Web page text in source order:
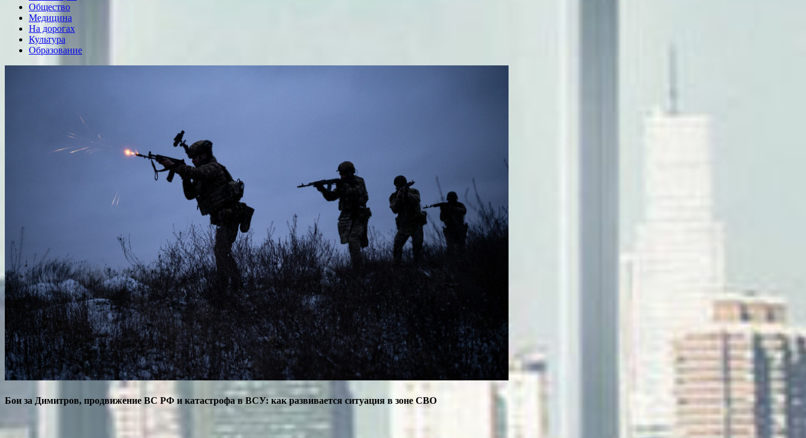
Общество
Медицина
На дорогах
Культура
Образование
Бои за Димитров, продвижение ВС РФ и катастрофа в ВСУ: как развивается ситуация в зоне СВО